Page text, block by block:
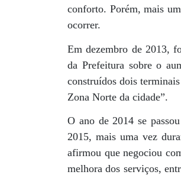
conforto. Porém, mais
ocorrer.
Em dezembro de 2013,
da Prefeitura sobre o
construídos dois
Zona Norte da cidade”.
O ano de 2014 se
2015, mais uma vez
afirmou que negociou
melhora dos serviços,